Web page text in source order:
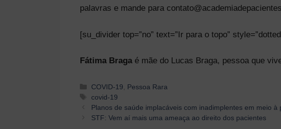
palavras e mande para
[su_divider top=”no” text=”Ir para o topo”
Fátima Bragaé mãe do Lucas Braga, pessoa que
Categorias
COVID-19
Pessoa Rara
Tags
covid-19
Navegação
de
Planos de saúde implacáveis com inadimplentes em meio à
STF: Vem aí mais uma ameaça ao direito dos pacientes